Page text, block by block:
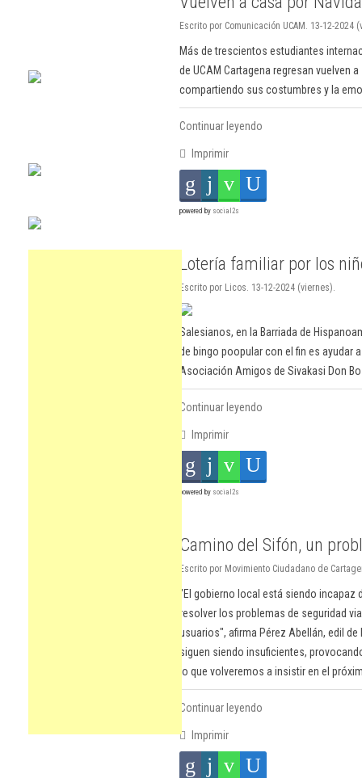
Escrito por Comunicación UCAM. 13-12-2024
Más de trescientos estudiantes
de UCAM Cartagena regresan vuelven
compartiendo sus costumbres y la
Continuar leyendo
Imprimir
powered by social2s
Lotería familiar por los
Escrito por Licos. 13-12-2024 (viernes).
Salesianos, en la Barriada de
de bingo poopular con el fin es ayudar
Asociación Amigos de Sivakasi Don
Continuar leyendo
Imprimir
powered by social2s
Camino del Sifón, un
Escrito por Movimiento Ciudadano de
"El gobierno local está siendo incapaz
resolver los problemas de seguridad
usuarios", afirma Pérez Abellán, edil
siguen siendo insuficientes,
lo que volveremos a insistir en el
Continuar leyendo
Imprimir